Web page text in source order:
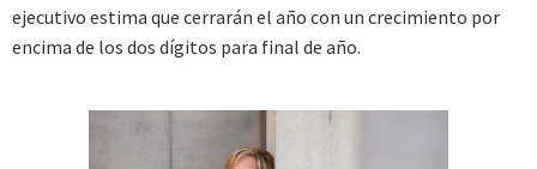
ejecutivo estima que cerrarán el año con un crecimiento por
encima de los dos dígitos para final de año.